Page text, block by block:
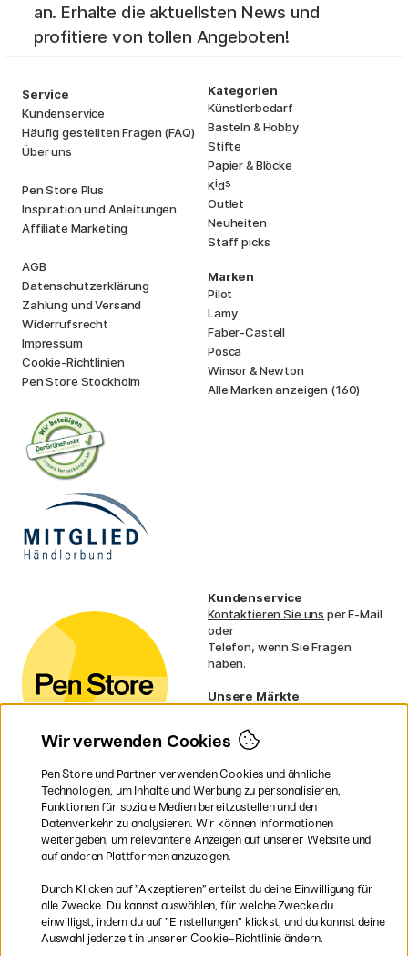
an. Erhalte die aktuellsten News und
profitiere von tollen Angeboten!
Service
Kundenservice
Häufig gestellten Fragen (FAQ)
Über uns
Pen Store Plus
Inspiration und Anleitungen
Affiliate Marketing
AGB
Datenschutzerklärung
Zahlung und Versand
Widerrufsrecht
Impressum
Cookie-Richtlinien
Pen Store Stockholm
Kategorien
Künstlerbedarf
Basteln & Hobby
Stifte
Papier & Blöcke
Kids
Outlet
Neuheiten
Staff picks
Marken
Pilot
Lamy
Faber-Castell
Posca
Winsor & Newton
Alle Marken anzeigen (160)
Kundenservice
Kontaktieren Sie uns per E-Mail
oder
Telefon, wenn Sie Fragen
haben.
Unsere Märkte
Norwegen
Dänemark
Frankreich
Irland
Niederlande
UK
EU
gelten für sperrige Produkte.
Sichere Bezahlung mit Visa, Mastercard und Paypal
Wir verwenden Cookies
Pen Store und Partner verwenden Cookies und ähnliche
Technologien, um Inhalte und Werbung zu personalisieren,
Funktionen für soziale Medien bereitzustellen und den
Datenverkehr zu analysieren. Wir können Informationen
weitergeben, um relevantere Anzeigen auf unserer Website und
auf anderen Plattformen anzuzeigen.
Durch Klicken auf ”Akzeptieren” erteilst du deine Einwilligung für
alle Zwecke. Du kannst auswählen, für welche Zwecke du
einwilligst, indem du auf ”Einstellungen” klickst, und du kannst deine
Auswahl jederzeit in unserer Cookie-Richtlinie ändern.